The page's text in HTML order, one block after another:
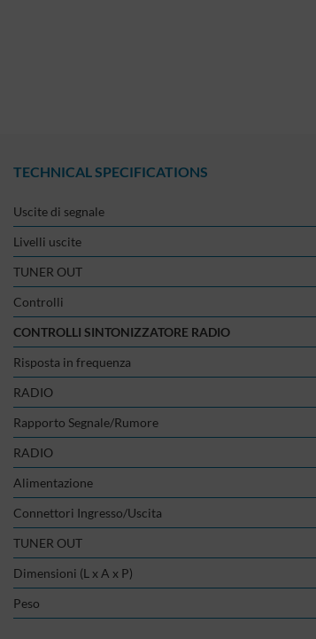
TECHNICAL SPECIFICATIONS
Uscite di segnale
Livelli uscite
TUNER OUT
Controlli
CONTROLLI SINTONIZZATORE RADIO
Risposta in frequenza
RADIO
Rapporto Segnale/Rumore
RADIO
Alimentazione
Connettori Ingresso/Uscita
TUNER OUT
Dimensioni (L x A x P)
Peso